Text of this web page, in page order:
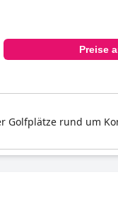
Preise
Golfplätze rund um